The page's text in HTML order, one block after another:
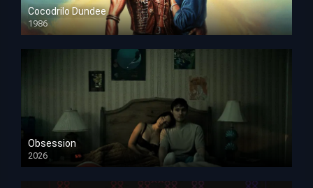
Cocodrilo Dundee
1986
HD 1080p
Obsession
2026
HD 1080p